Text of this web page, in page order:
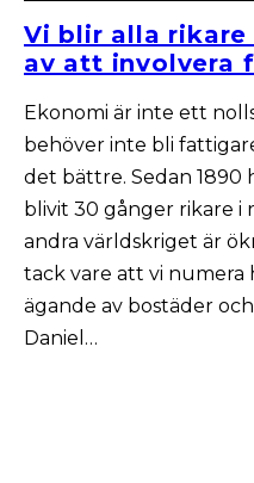
Vi blir alla
av att involvera
Ekonomi är inte ett
behöver inte bli
det bättre. Sedan 1890
blivit 30 gånger rikare i
andra världskriget är
tack vare att vi
ägande av bostäder
Daniel…